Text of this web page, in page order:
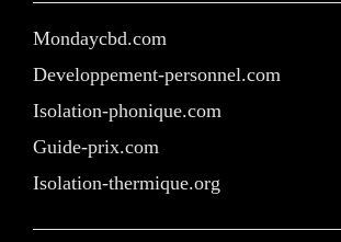
Mondaycbd.com
Developpement-personnel.com
Isolation-phonique.com
Guide-prix.com
Isolation-thermique.org